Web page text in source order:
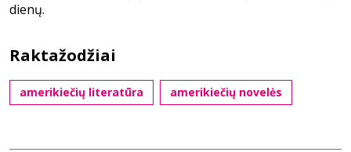
dienų.
Raktažodžiai
amerikiečių literatūra amerikiečių novelės